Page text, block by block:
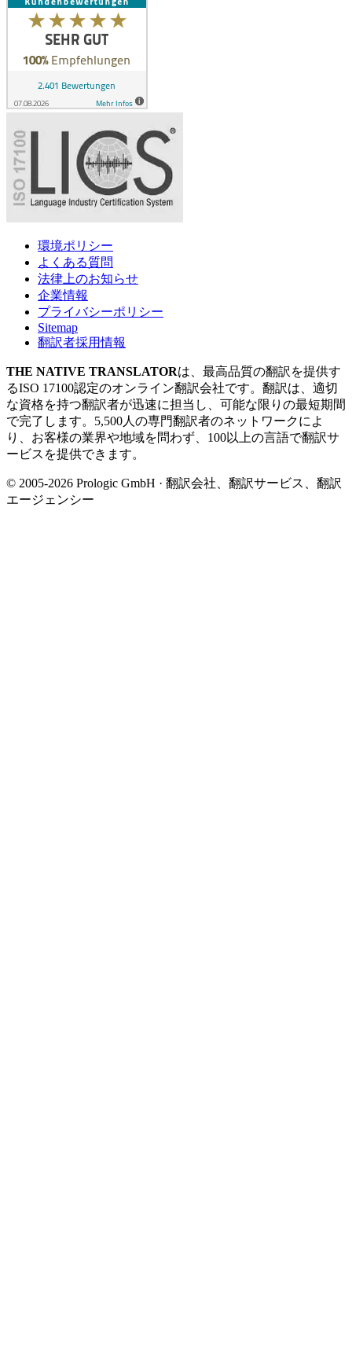
環境ポリシー
よくある質問
法律上のお知らせ
企業情報
プライバシーポリシー
Sitemap
翻訳者採用情報
THE NATIVE TRANSLATORは、最高品質の翻訳を提供す
るISO 17100認定のオンライン翻訳会社です。翻訳は、適切
な資格を持つ翻訳者が迅速に担当し、可能な限りの最短期間
で完了します。5,500人の専門翻訳者のネットワークによ
り、お客様の業界や地域を問わず、100以上の言語で翻訳サ
ービスを提供できます。
© 2005-2026 Prologic GmbH · 翻訳会社、翻訳サービス、翻訳
エージェンシー